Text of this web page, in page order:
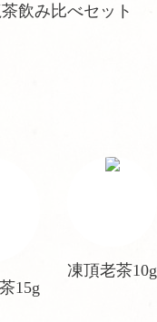
飲み比べセット
15g
凍頂老茶10g